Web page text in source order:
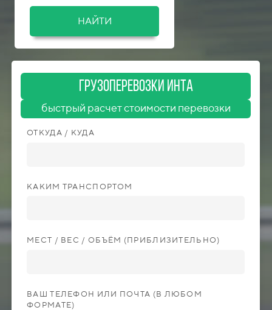
НАЙТИ
ГрузоперевозкИ Инта
быстрый расчет стоимости перевозки
ОТКУДА / КУДА
КАКИМ ТРАНСПОРТОМ
МЕСТ / ВЕС / ОБЪЁМ (ПРИБЛИЗИТЕЛЬНО)
ВАШ ТЕЛЕФОН ИЛИ ПОЧТА (В ЛЮБОМ
ФОРМАТЕ)